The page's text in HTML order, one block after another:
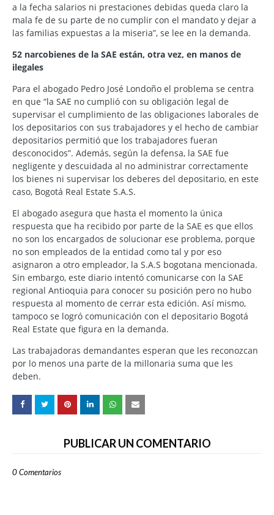
a la fecha salarios ni prestaciones debidas queda claro la
mala fe de su parte de no cumplir con el mandato y dejar a
las familias expuestas a la miseria”, se lee en la demanda.
52 narcobienes de la SAE están, otra vez, en manos de
ilegales
Para el abogado Pedro José Londoño el problema se centra
en que “la SAE no cumplió con su obligación legal de
supervisar el cumplimiento de las obligaciones laborales de
los depositarios con sus trabajadores y el hecho de cambiar
depositarios permitió que los trabajadores fueran
desconocidos”. Además, según la defensa, la SAE fue
negligente y descuidada al no administrar correctamente
los bienes ni supervisar los deberes del depositario, en este
caso, Bogotá Real Estate S.A.S.
El abogado asegura que hasta el momento la única
respuesta que ha recibido por parte de la SAE es que ellos
no son los encargados de solucionar ese problema, porque
no son empleados de la entidad como tal y por eso
asignaron a otro empleador, la S.A.S bogotana mencionada.
Sin embargo, este diario intentó comunicarse con la SAE
regional Antioquia para conocer su posición pero no hubo
respuesta al momento de cerrar esta edición. Así mismo,
tampoco se logró comunicación con el depositario Bogotá
Real Estate que figura en la demanda.
Las trabajadoras demandantes esperan que les reconozcan
por lo menos una parte de la millonaria suma que les
deben.
PUBLICAR UN COMENTARIO
0 Comentarios